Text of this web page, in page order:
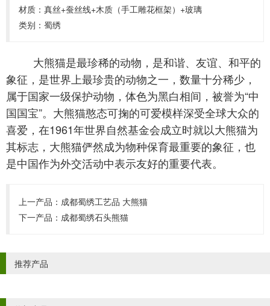
材质：真丝+蚕丝线+木质（手工雕花框架）+玻璃
类别：蜀绣
大熊猫是最珍稀的动物，是和谐、友谊、和平的
象征，是世界上最珍贵的动物之一，数量十分稀少，
属于国家一级保护动物，体色为黑白相间，被誉为“中
国国宝”。 大熊猫憨态可掬的可爱模样深受全球大众的
喜爱，在1961年世界自然基金会成立时就以大熊猫为
其标志，大熊猫俨然成为物种保育最重要的象征，也
是中国作为外交活动中表示友好的重要代表。
上一产品： 成都蜀绣工艺品 大熊猫
下一产品： 成都蜀绣石头熊猫
推荐产品